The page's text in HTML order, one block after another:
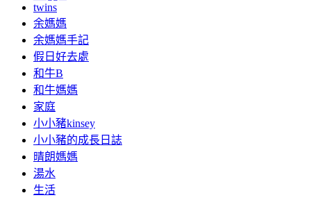
twins
余媽媽
余媽媽手記
假日好去處
和牛B
和牛媽媽
家庭
小小豬kinsey
小小豬的成長日誌
晴朗媽媽
湯水
生活